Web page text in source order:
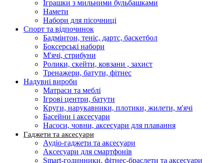
Іграшки з мильними бульбашками
Намети
Набори для пісочниці
Спорт та відпочинок
Бадмінтон, теніс, дартс, баскетбол
Боксерські набори
М'ячі, стрибуни
Ролики, скейти, ковзани , захист
Тренажери, батути, фітнес
Надувні вироби
Матраси та меблі
Ігрові центри, батути
Круги, нарукавники, плотики, жилети, м'ячі
Басейни і аксесуари
Насоси, човни, аксесуари для плавання
Гаджети та аксесуари
Аудіо-гаджети та аксесуари
Аксесуари для смартфонів
Smart-годинники, фітнес-браслети та аксесуари